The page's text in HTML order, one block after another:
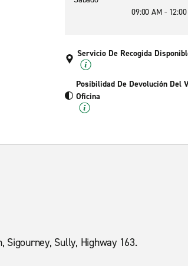
09:00 AM -
Servicio De Recogida
Posibilidad De Devolución Del
Oficina
Sigourney, Sully, Highway 163.